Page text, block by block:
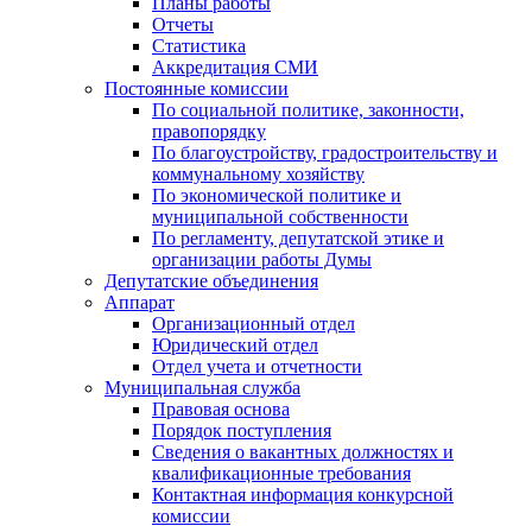
Отчеты
Статистика
Аккредитация СМИ
Постоянные комиссии
По социальной политике, законности,
правопорядку
По благоустройству, градостроительству и
коммунальному хозяйству
По экономической политике и
муниципальной собственности
По регламенту, депутатской этике и
организации работы Думы
Депутатские объединения
Аппарат
Организационный отдел
Юридический отдел
Отдел учета и отчетности
Муниципальная служба
Правовая основа
Порядок поступления
Сведения о вакантных должностях и
квалификационные требования
Контактная информация конкурсной
комиссии